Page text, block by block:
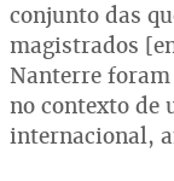
conjunto das
magistrados
Nanterre
no contexto de
internacional,